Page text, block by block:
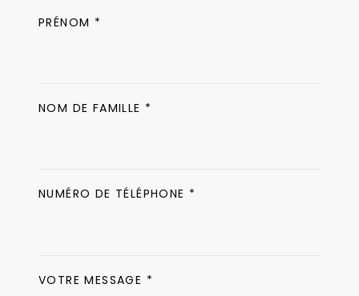
PRÉNOM *
NOM DE FAMILLE *
NUMÉRO DE TÉLÉPHONE *
VOTRE MESSAGE *